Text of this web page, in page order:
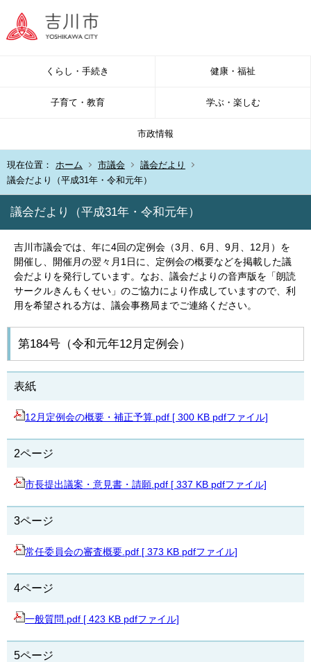
くらし・手続き 健康・福祉
子育て・教育 学ぶ・楽しむ
市政情報
現在位置： ホーム 市議会
議会だより
議会だより（平成31年・令和元年）
議会だより（平成31年・令和元年）
吉川市議会では、年に4回の定例会（3月、6月、9月、12月）を
開催し、開催月の翌々月1日に、定例会の概要などを掲載した議
会だよりを発行しています。なお、議会だよりの音声版を「朗読
サークルきんもくせい」のご協力により作成していますので、利
用を希望される方は、議会事務局までご連絡ください。
第184号（令和元年12月定例会）
表紙
12月定例会の概要・補正予算.pdf [ 300 KB pdfファイル]
2ページ
市長提出議案・意見書・請願.pdf [ 337 KB pdfファイル]
3ページ
常任委員会の審査概要.pdf [ 373 KB pdfファイル]
4ページ
一般質問.pdf [ 423 KB pdfファイル]
5ページ